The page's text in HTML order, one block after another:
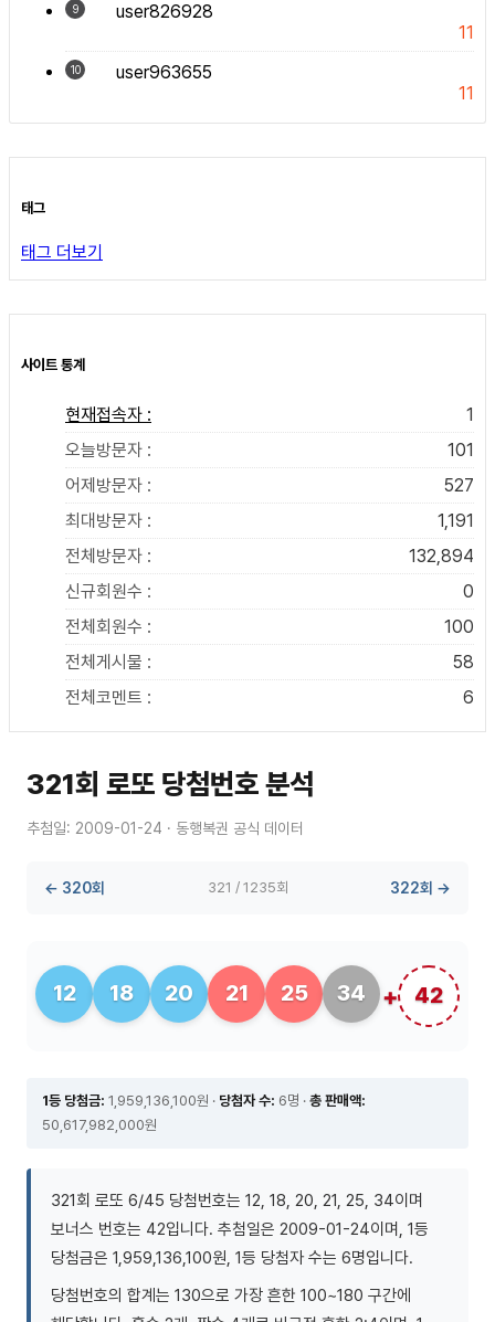
9
user826928
11
10
user963655
11
태그
태그 더보기
사이트 통계
현재접속자 :
1
오늘방문자 :
101
어제방문자 :
527
최대방문자 :
1,191
전체방문자 :
132,894
신규회원수 :
0
전체회원수 :
100
전체게시물 :
58
전체코멘트 :
6
321회 로또 당첨번호 분석
추첨일: 2009-01-24 · 동행복권 공식 데이터
← 320회 321 / 1235회 322회 →
12 18 20 21 25 34 42
1등 당첨금: 1,959,136,100원 · 당첨자 수: 6명 · 총 판매액:
50,617,982,000원
321회 로또 6/45 당첨번호는 12, 18, 20, 21, 25, 34이며
보너스 번호는 42입니다. 추첨일은 2009-01-24이며, 1등
당첨금은 1,959,136,100원, 1등 당첨자 수는 6명입니다.
당첨번호의 합계는 130으로 가장 흔한 100~180 구간에